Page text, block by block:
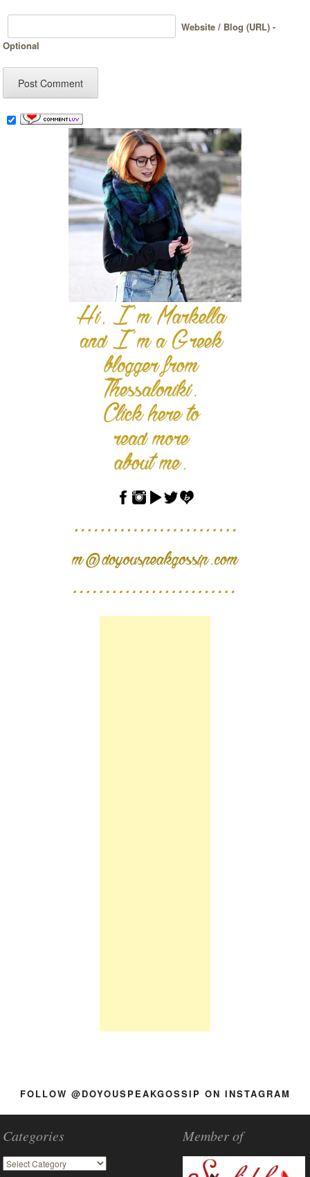
Website / Blog (URL) -
Optional
FOLLOW @DOYOUSPEAKGOSSIP ON INSTAGRAM
Categories Member of